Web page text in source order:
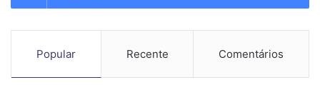
Popular Recente Comentários